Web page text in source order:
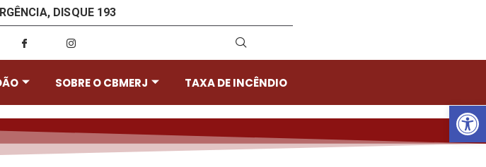
DISQUE 193
SOBRE O CBMERJ TAXA DE INCÊNDIO